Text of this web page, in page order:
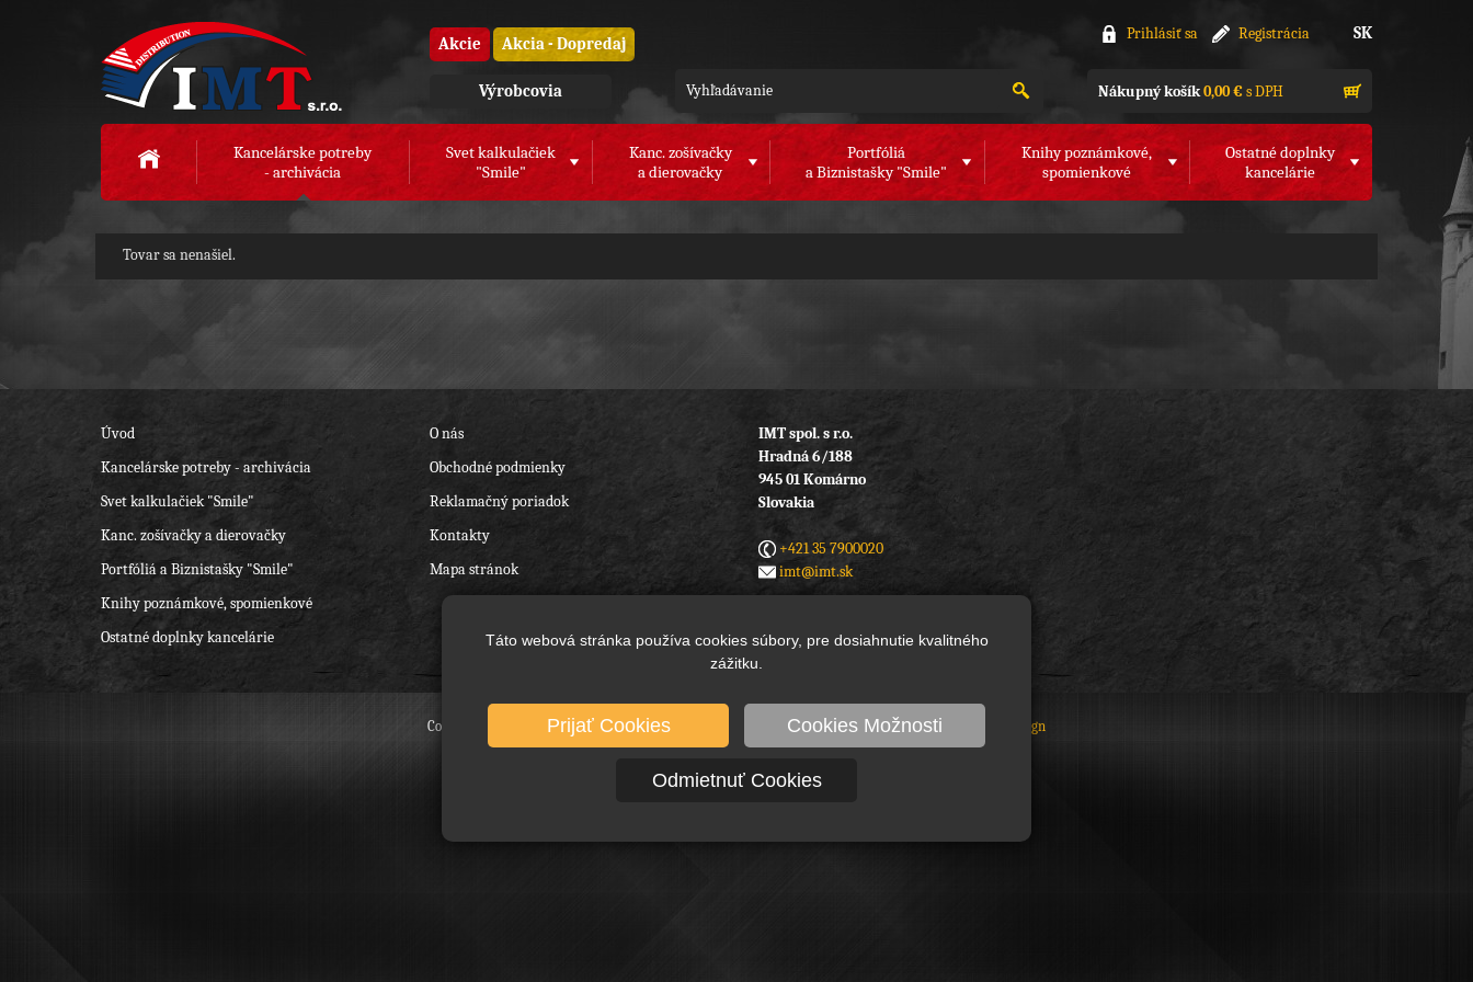
Táto webová stránka používa cookies súbory, pre dosiahnutie kvalitného
zážitku.
Prijať Cookies Cookies Možnosti
Odmietnuť Cookies
Akcie Akcia - Dopredaj
Prihlásiť sa Registrácia SK
Výrobcovia Nákupný košík0,00 €s DPH
Kancelárske potreby
- archivácia
Svet kalkulačiek
"Smile"
Kanc. zošívačky
a dierovačky
Portfóliá
a Biznistašky "Smile"
Knihy poznámkové,
spomienkové
Ostatné doplnky
kancelárie
Tovar sa nenašiel.
Úvod
Kancelárske potreby - archivácia
Svet kalkulačiek "Smile"
Kanc. zošívačky a dierovačky
Portfóliá a Biznistašky "Smile"
Knihy poznámkové, spomienkové
Ostatné doplnky kancelárie
O nás
Obchodné podmienky
Reklamačný poriadok
Kontakty
Mapa stránok
IMT spol. s r.o.
Hradná 6/188
945 01 Komárno
Slovakia
+421 35 7900020
imt@imt.sk
Copyright © 2004-2026IMT, spol. s r.o., All rights reserved. WEB Design & development: GLS WEB Design